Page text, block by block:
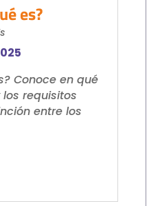
es?
Conoce en qué
requisitos
entre los